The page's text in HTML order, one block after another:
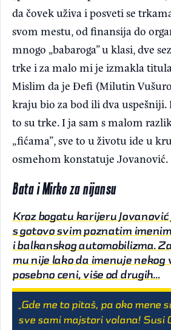
da čovek uživa i posveti se
svom mestu, od finansija do
mnogo „babaroga” u klasi, dve
trke i za malo mi je izmakla
Mislim da je Đefi (Milutin
kraju bio za bod ili dva uspešniji.
to su trke. I ja sam s malom
„fićama”, sve to u životu ide u
osmehom konstatuje Jovanović.
Bata i Mirko za nijansu
Kroz bogatu karijeru
s gotovo svim poznatim
i balkanskog automobilizma.
mu nije lako da imenuje nekog
posebno ceni, više od drugih...
„Gde me to pitaš, pa oko mene
sve sami majstori volana! Susi